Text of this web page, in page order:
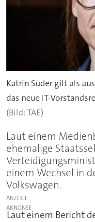
Katrin Suder gilt als
das neue IT-
(Bild: TAE)
Laut einem
ehemalige
einem Wechsel in
Volkswagen.
ANZEIGE
Laut einem Bericht